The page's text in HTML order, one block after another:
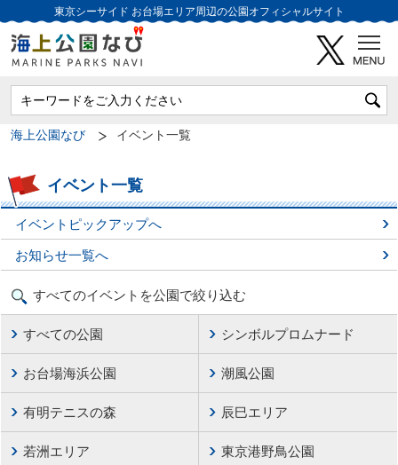
東京シーサイド お台場エリア周辺の公園オフィシャルサイト
海上公園なび イベント一覧
イベント一覧
イベントピックアップへ
お知らせ一覧へ
すべてのイベントを公園で絞り込む
すべての公園 シンボルプロムナード
お台場海浜公園 潮風公園
有明テニスの森 辰巳エリア
若洲エリア 東京港野鳥公園